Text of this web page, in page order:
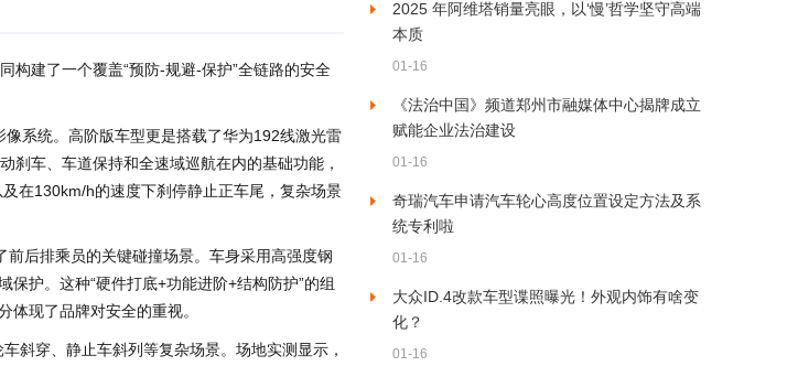
构建了一个覆盖“预防-规避-保护”全链路的安全
系统。高阶版车型更是搭载了华为192线激光雷
刹车、车道保持和全速域巡航在内的基础功能，
在130km/h的速度下刹停静止正车尾，复杂场景
后排乘员的关键碰撞场景。车身采用高强度钢
护。这种“硬件打底+功能进阶+结构防护”的组
现了品牌对安全的重视。
斜穿、静止车斜列等复杂场景。场地实测显示，
2025 年阿维塔销量亮眼，以‘慢’哲学坚守高端
本质
01-16
《法治中国》频道郑州市融媒体中心揭牌成立
赋能企业法治建设
01-16
奇瑞汽车申请汽车轮心高度位置设定方法及系
统专利啦
01-16
大众ID.4改款车型谍照曝光！外观内饰有啥变
化？
01-16